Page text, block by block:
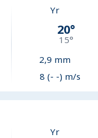
Yr
20°
15°
2,9 mm
8 (- -) m/s
Yr